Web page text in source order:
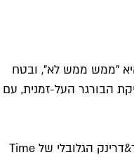
"ממש ממש לא", ובטח
הבורגר העל-זמנית, עם
יצאנו לגלות איפה בדיוק אפשר למצוא עכשיו את ההמבורגרים הכי טעימים, עסיסיים, מופרכים ויצירתיים שיש בכל רחבי הגלובוס, חקרנו ותיחקרנו ללא רחם את צוות הפוד&דרינק הגלובלי של Time